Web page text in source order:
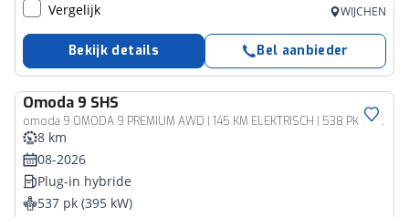
Vergelijk WIJCHEN
Bekijk details Bel aanbieder
Omoda 9 SHS
omoda 9 OMODA 9 PREMIUM AWD | 145 KM ELEKTRISCH | 538 PK | MAT ZWART 4WD 4X4
8 km
08-2026
Plug-in hybride
537 pk (395 kW)